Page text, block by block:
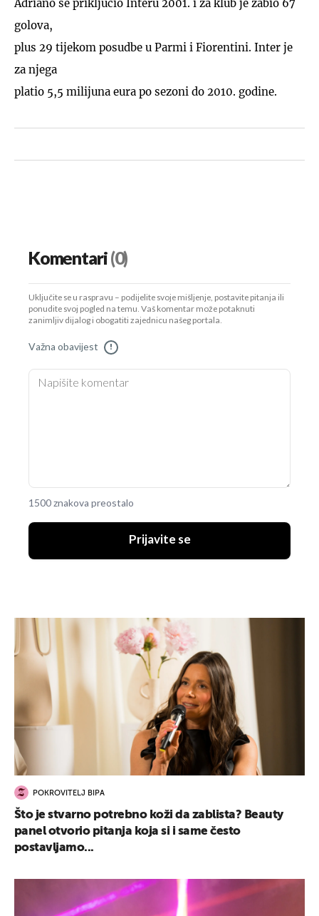
Adriano se priključio Interu 2001. i za klub je zabio 67
golova,
plus 29 tijekom posudbe u Parmi i Fiorentini. Inter je
za njega
platio 5,5 milijuna eura po sezoni do 2010. godine.
Komentari(0)
Uključite se u raspravu – podijelite svoje mišljenje, postavite pitanja ili
ponudite svoj pogled na temu. Vaš komentar može potaknuti
zanimljiv dijalog i obogatiti zajednicu našeg portala.
Važna obavijest !
1500 znakova preostalo
Prijavite se
POKROVITELJ BIPA
Što je stvarno potrebno koži da zablista? Beauty
panel otvorio pitanja koja si i same često
postavljamo...